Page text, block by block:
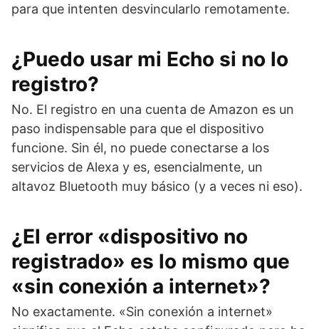
para que intenten desvincularlo remotamente.
¿Puedo usar mi Echo si no lo
registro?
No. El registro en una cuenta de Amazon es un
paso indispensable para que el dispositivo
funcione. Sin él, no puede conectarse a los
servicios de Alexa y es, esencialmente, un
altavoz Bluetooth muy básico (y a veces ni eso).
¿El error «dispositivo no
registrado» es lo mismo que
«sin conexión a internet»?
No exactamente. «Sin conexión a internet»